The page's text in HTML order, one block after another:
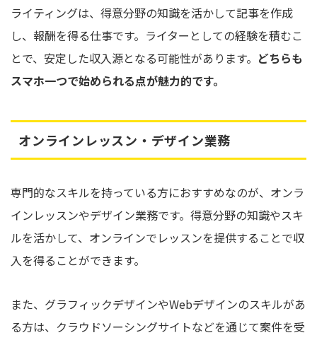
ライティングは、得意分野の知識を活かして記事を作成
し、報酬を得る仕事です。ライターとしての経験を積むこ
とで、安定した収入源となる可能性があります。 どちらも
スマホ一つで始められる点が魅力的です。
オンラインレッスン・デザイン業務
専門的なスキルを持っている方におすすめなのが、オンラ
インレッスンやデザイン業務です。得意分野の知識やスキ
ルを活かして、オンラインでレッスンを提供することで収
入を得ることができます。
また、グラフィックデザインやWebデザインのスキルがあ
る方は、クラウドソーシングサイトなどを通じて案件を受